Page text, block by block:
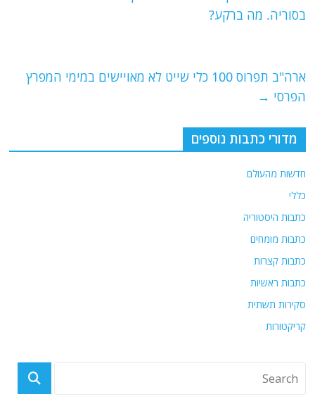
A
ra
k
בסוריה. מה ברקע?
ארה"ב תפרוס 100 כלי שייט לא מאויישים במימי המפרץ
הפרסי →
מדורי כתבות נוספים
חדשות מהעולם
כללי
כתבות היסטוריה
כתבות מומחים
כתבות קצרות
כתבות ראשיות
סקירות תשתית
קריקטורות